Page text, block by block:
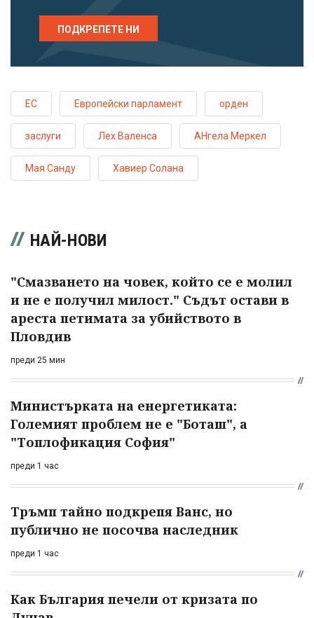
ПОДКРЕПЕТЕ НИ
ЕС Европейски парламент орден
заслуги Лех Валенса АНгела Меркел
Мая Санду Хавиер Солана
НАЙ-НОВИ
"Смазването на човек, който се е молил
и не е получил милост." Съдът остави в
ареста петимата за убийството в
Пловдив
преди 25 мин
Министърката на енергетиката:
Големият проблем не е "Боташ", а
"Топлофикация София"
преди 1 час
Тръмп тайно подкрепя Ванс, но
публично не посочва наследник
преди 1 час
Как България печели от кризата по